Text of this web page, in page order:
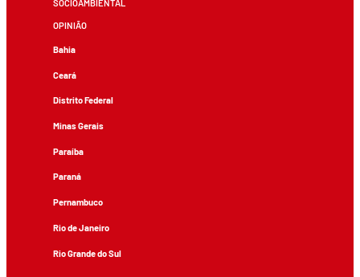
SOCIOAMBIENTAL
OPINIÃO
Bahia
Ceará
Distrito Federal
Minas Gerais
Paraíba
Paraná
Pernambuco
Rio de Janeiro
Rio Grande do Sul